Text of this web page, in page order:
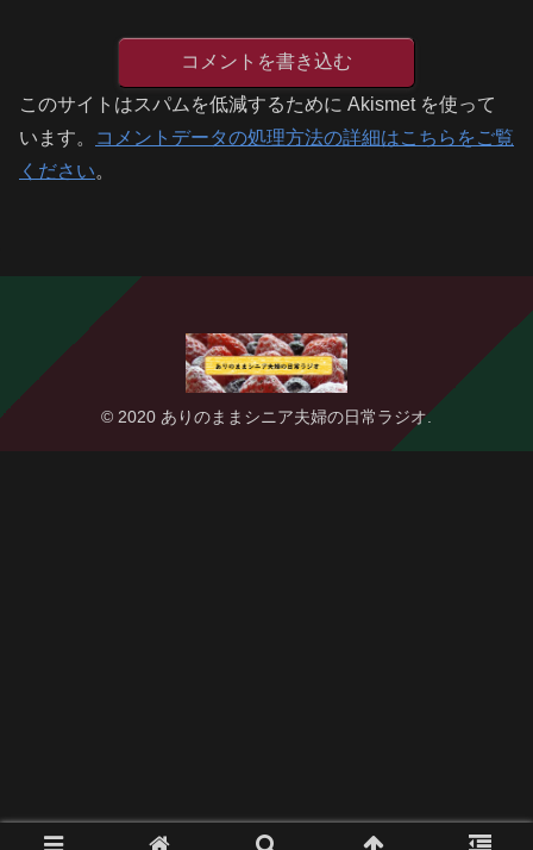
コメントを書き込む
このサイトはスパムを低減するために Akismet を使って
います。
コメントデータの処理方法の詳細はこちらをご覧
ください。
© 2020 ありのままシニア夫婦の日常ラジオ.